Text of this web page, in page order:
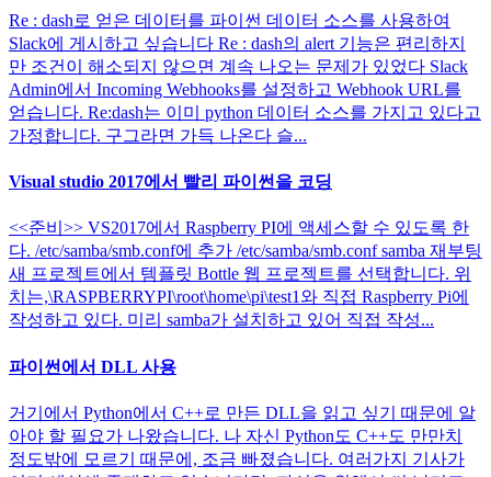
Re : dash로 얻은 데이터를 파이썬 데이터 소스를 사용하여
Slack에 게시하고 싶습니다 Re : dash의 alert 기능은 편리하지
만 조건이 해소되지 않으면 계속 나오는 문제가 있었다 Slack
Admin에서 Incoming Webhooks를 설정하고 Webhook URL를
얻습니다. Re:dash는 이미 python 데이터 소스를 가지고 있다고
가정합니다. 구그라면 가득 나온다 슬...
Visual studio 2017에서 빨리 파이썬을 코딩
<<준비>> VS2017에서 Raspberry PI에 액세스할 수 있도록 한
다. /etc/samba/smb.conf에 추가 /etc/samba/smb.conf samba 재부팅
새 프로젝트에서 템플릿 Bottle 웹 프로젝트를 선택합니다. 위
치는,\RASPBERRYPI\root\home\pi\test1와 직접 Raspberry Pi에
작성하고 있다. 미리 samba가 설치하고 있어 직접 작성...
파이썬에서 DLL 사용
거기에서 Python에서 C++로 만든 DLL을 읽고 싶기 때문에 알
아야 할 필요가 나왔습니다. 나 자신 Python도 C++도 만만치
정도밖에 모르기 때문에, 조금 빠졌습니다. 여러가지 기사가